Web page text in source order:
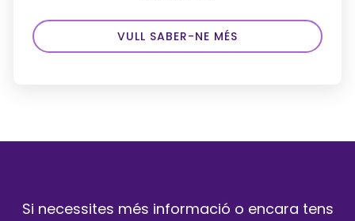
VULL SABER-NE MÉS
Si necessites més informació o encara tens